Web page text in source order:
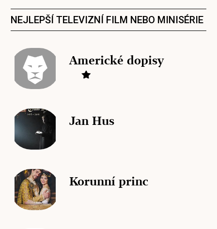
NEJLEPŠÍ TELEVIZNÍ FILM NEBO MINISÉRIE
Americké dopisy
Jan Hus
Korunní princ